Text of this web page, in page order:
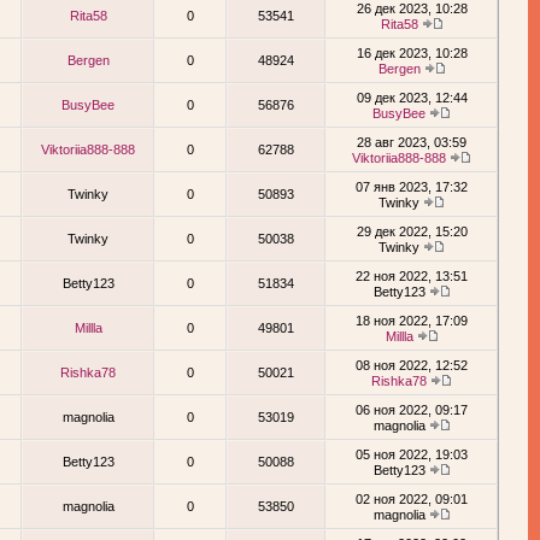
Rita58 0 53541
26 дек 2023, 10:28
Rita58
Bergen 0 48924
16 дек 2023, 10:28
Bergen
BusyBee 0 56876
09 дек 2023, 12:44
BusyBee
Viktoriia888-888 0 62788
28 авг 2023, 03:59
Viktoriia888-888
Twinky 0 50893
07 янв 2023, 17:32
Twinky
Twinky 0 50038
29 дек 2022, 15:20
Twinky
Betty123 0 51834
22 ноя 2022, 13:51
Betty123
Millla 0 49801
18 ноя 2022, 17:09
Millla
Rishka78 0 50021
08 ноя 2022, 12:52
Rishka78
magnolia 0 53019
06 ноя 2022, 09:17
magnolia
Betty123 0 50088
05 ноя 2022, 19:03
Betty123
magnolia 0 53850
02 ноя 2022, 09:01
magnolia